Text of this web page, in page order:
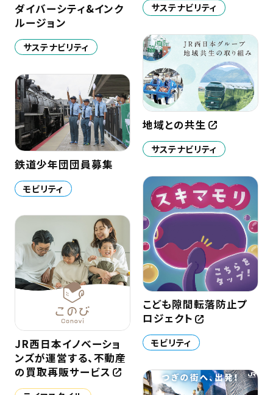
サステナビリティ
ダイバーシティ&インク
ルージョン
サステナビリティ
地域との共生
サステナビリティ
鉄道少年団団員募集
モビリティ
こども隙間転落防止プ
ロジェクト
モビリティ
JR西日本イノベーショ
ンズが運営する、不動産
の買取再販サービス